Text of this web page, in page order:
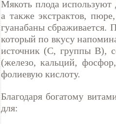
Мякоть плода используют
а также экстрактов,
гуанабаны сбраживается.
который по вкусу
источник (С, группы В),
(железо, кальций,
фолиевую кислоту.
Благодаря богатому
для: